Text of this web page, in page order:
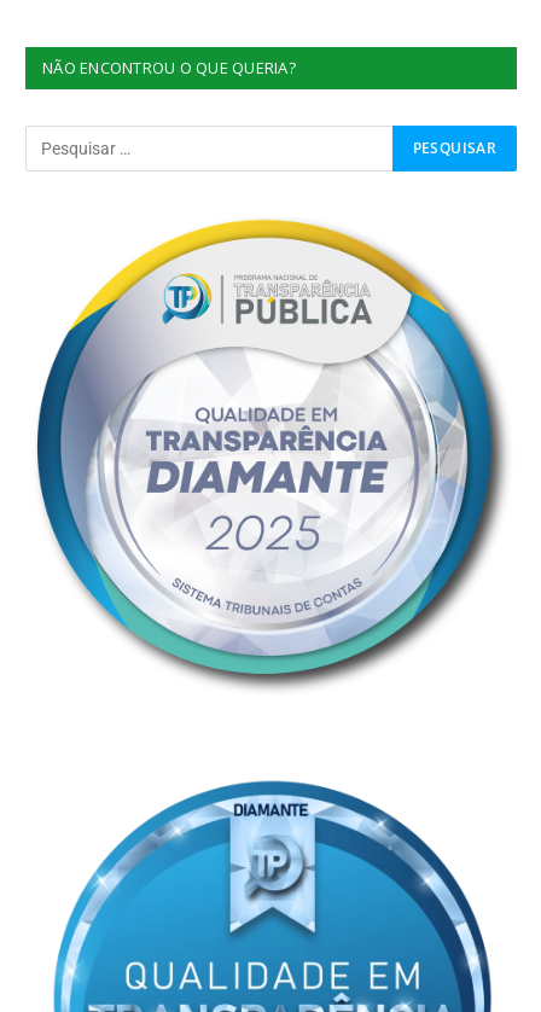
NÃO ENCONTROU O QUE QUERIA?